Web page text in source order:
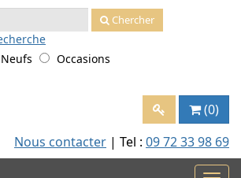
Chercher
Neufs Occasions
(0)
Nous contacter | Tel : 09 72 33 98 69